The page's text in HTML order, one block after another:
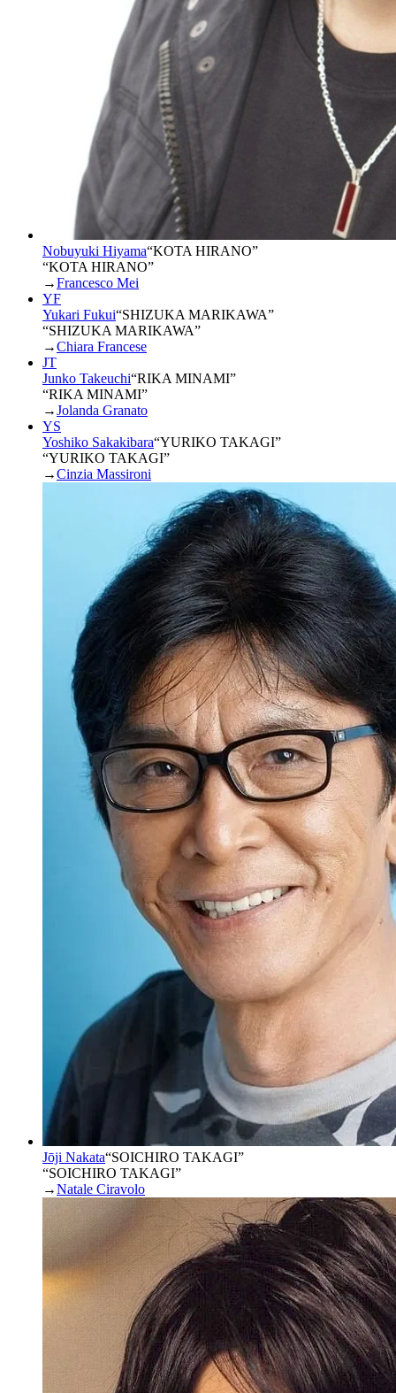
Nobuyuki Hiyama“KOTA HIRANO”
“KOTA HIRANO”
→Francesco Mei
YF
Yukari Fukui“SHIZUKA MARIKAWA”
“SHIZUKA MARIKAWA”
→Chiara Francese
JT
Junko Takeuchi“RIKA MINAMI”
“RIKA MINAMI”
→Jolanda Granato
YS
Yoshiko Sakakibara“YURIKO TAKAGI”
“YURIKO TAKAGI”
→Cinzia Massironi
Jōji Nakata“SOICHIRO TAKAGI”
“SOICHIRO TAKAGI”
→Natale Ciravolo